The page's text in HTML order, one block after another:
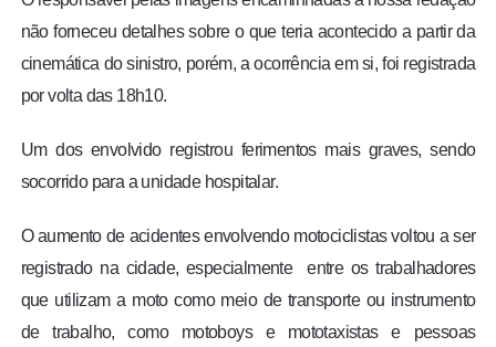
não forneceu detalhes sobre o que teria acontecido a partir da
cinemática do sinistro, porém, a ocorrência em si, foi registrada
por volta das 18h10.
Um dos envolvido registrou ferimentos mais graves, sendo
socorrido para a unidade hospitalar.
O aumento de acidentes envolvendo motociclistas voltou a ser
registrado na cidade, especialmente entre os trabalhadores
que utilizam a moto como meio de transporte ou instrumento
de trabalho, como motoboys e mototaxistas e pessoas